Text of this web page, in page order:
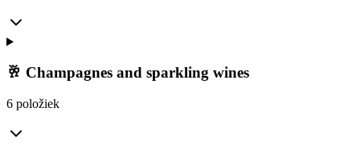
🥂 Champagnes and sparkling wines
6 položiek